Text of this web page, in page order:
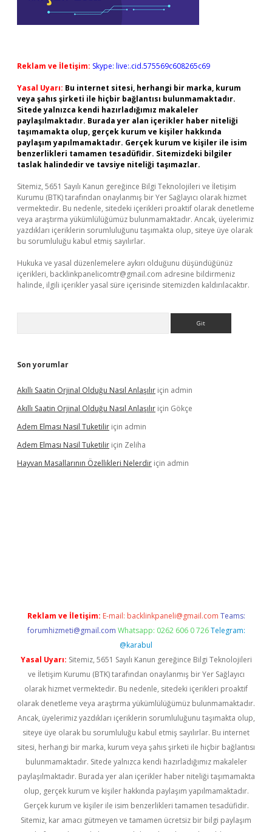
Reklam ve İletişim: Skype: live:.cid.575569c608265c69
Yasal Uyarı: Bu internet sitesi, herhangi bir marka, kurum
veya şahıs şirketi ile hiçbir bağlantısı bulunmamaktadır.
Sitede yalnızca kendi hazırladığımız makaleler
paylaşılmaktadır. Burada yer alan içerikler haber niteliği
taşımamakta olup, gerçek kurum ve kişiler hakkında
paylaşım yapılmamaktadır. Gerçek kurum ve kişiler ile isim
benzerlikleri tamamen tesadüfidir. Sitemizdeki bilgiler
taslak halindedir ve tavsiye niteliği taşımazlar.
Sitemiz, 5651 Sayılı Kanun gereğince Bilgi Teknolojileri ve İletişim
Kurumu (BTK) tarafından onaylanmış bir Yer Sağlayıcı olarak hizmet
vermektedir. Bu nedenle, sitedeki içerikleri proaktif olarak denetleme
veya araştırma yükümlülüğümüz bulunmamaktadır. Ancak, üyelerimiz
yazdıkları içeriklerin sorumluluğunu taşımakta olup, siteye üye olarak
bu sorumluluğu kabul etmiş sayılırlar.
Hukuka ve yasal düzenlemelere aykırı olduğunu düşündüğünüz
içerikleri, backlinkpanelicomtr@gmail.com adresine bildirmeniz
halinde, ilgili içerikler yasal süre içerisinde sitemizden kaldırılacaktır.
Son yorumlar
Akıllı Saatin Orjinal Olduğu Nasıl Anlaşılır için admin
Akıllı Saatin Orjinal Olduğu Nasıl Anlaşılır için Gökçe
Adem Elması Nasil Tuketilir için admin
Adem Elması Nasil Tuketilir için Zeliha
Hayvan Masallarının Özellikleri Nelerdir için admin
Reklam ve İletişim: E-mail: backlinkpaneli@gmail.com Teams:
forumhizmeti@gmail.com Whatsapp: 0262 606 0 726 Telegram:
@karabul
Yasal Uyarı: Sitemiz, 5651 Sayılı Kanun gereğince Bilgi Teknolojileri
ve İletişim Kurumu (BTK) tarafından onaylanmış bir Yer Sağlayıcı
olarak hizmet vermektedir. Bu nedenle, sitedeki içerikleri proaktif
olarak denetleme veya araştırma yükümlülüğümüz bulunmamaktadır.
Ancak, üyelerimiz yazdıkları içeriklerin sorumluluğunu taşımakta olup,
siteye üye olarak bu sorumluluğu kabul etmiş sayılırlar. Bu internet
sitesi, herhangi bir marka, kurum veya şahıs şirketi ile hiçbir bağlantısı
bulunmamaktadır. Sitede yalnızca kendi hazırladığımız makaleler
paylaşılmaktadır. Burada yer alan içerikler haber niteliği taşımamakta
olup, gerçek kurum ve kişiler hakkında paylaşım yapılmamaktadır.
Gerçek kurum ve kişiler ile isim benzerlikleri tamamen tesadüfidir.
Sitemiz, kar amacı gütmeyen ve tamamen ücretsiz bir bilgi paylaşım